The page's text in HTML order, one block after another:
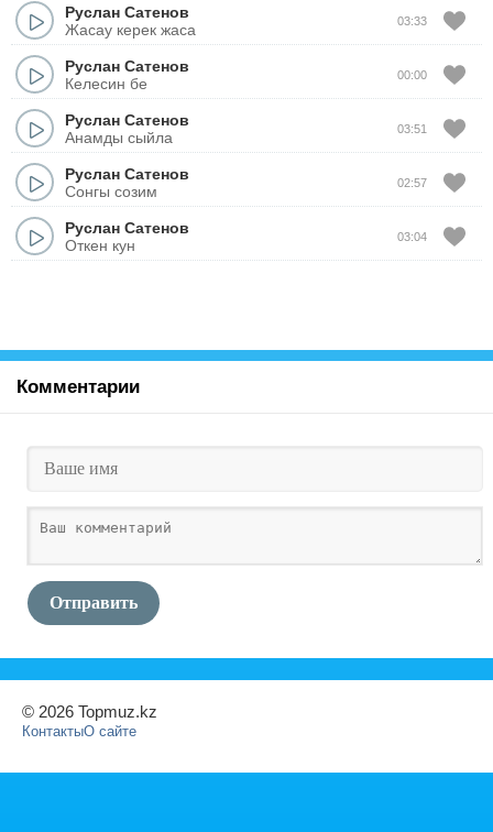
Руслан Сатенов
Жасау керек жаса
03:33
Руслан Сатенов
Келесин бе
00:00
Руслан Сатенов
Анамды сыйла
03:51
Руслан Сатенов
Сонгы созим
02:57
Руслан Сатенов
Откен кун
03:04
Комментарии
Отправить
© 2026 Topmuz.kz
КонтактыО сайте